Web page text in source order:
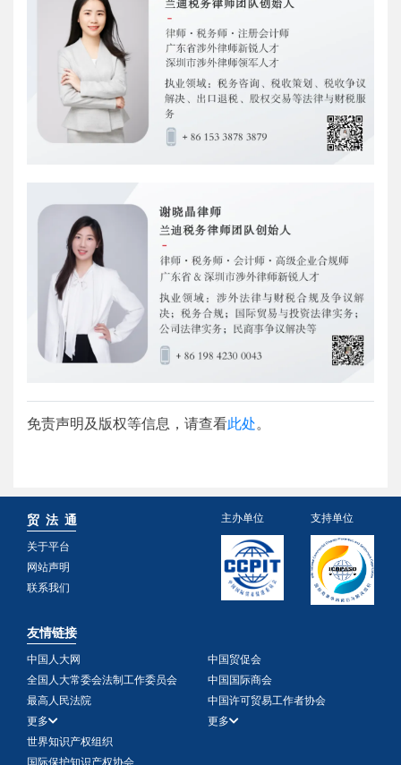
免责声明及版权等信息，请查看此处。
贸 法 通
关于平台
网站声明
联系我们
主办单位 支持单位
友情链接
中国人大网
全国人大常委会法制工作委员会
最高人民法院
更多
中国贸促会
中国国际商会
中国许可贸易工作者协会
更多
世界知识产权组织
国际保护知识产权协会